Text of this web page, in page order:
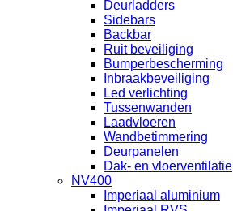
Deurladders
Sidebars
Backbar
Ruit beveiliging
Bumperbescherming
Inbraakbeveiliging
Led verlichting
Tussenwanden
Laadvloeren
Wandbetimmering
Deurpanelen
Dak- en vloerventilatie
NV400
Imperiaal aluminium